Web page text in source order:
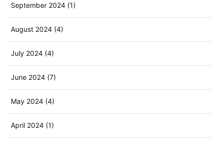
September 2024 (1)
August 2024 (4)
July 2024 (4)
June 2024 (7)
May 2024 (4)
April 2024 (1)